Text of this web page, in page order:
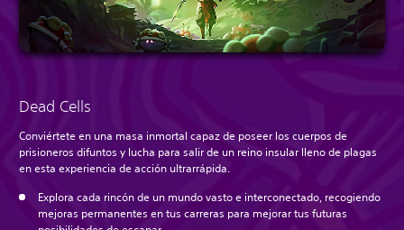
Dead Cells
Conviértete en una masa inmortal capaz de poseer los cuerpos de
prisioneros difuntos y lucha para salir de un reino insular lleno de plagas
en esta experiencia de acción ultrarrápida.
Explora cada rincón de un mundo vasto e interconectado, recogiendo
mejoras permanentes en tus carreras para mejorar tus futuras